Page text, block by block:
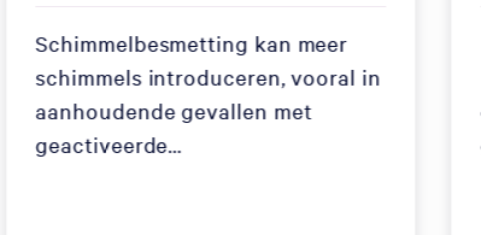
Schimmelbesmetting kan meer
schimmels introduceren, vooral in
aanhoudende gevallen met
geactiveerde…